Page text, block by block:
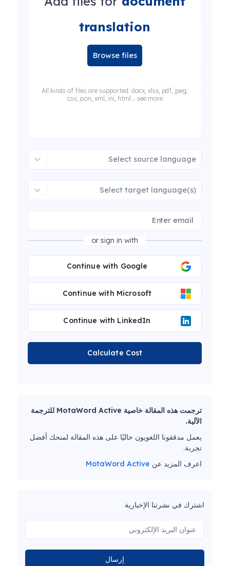
translation
Browse files
All kinds of files are supported: docx, xlsx, pdf, jpeg,
csv, json, xml, ini, html... see more
Select source language
Select target language(s)
or sign in with
Continue with Google
Continue with Microsoft
Continue with LinkedIn
Calculate Cost
ترجمت هذه المقالة خاصية MotaWord Active للترجمة
الآلية.
يعمل مدققونا اللغويون حاليًا على هذه المقالة لمنحك أفضل
تجربة.
اعرف المزيد عن MotaWord Active
اشترك في نشرتنا الإخبارية
إرسال